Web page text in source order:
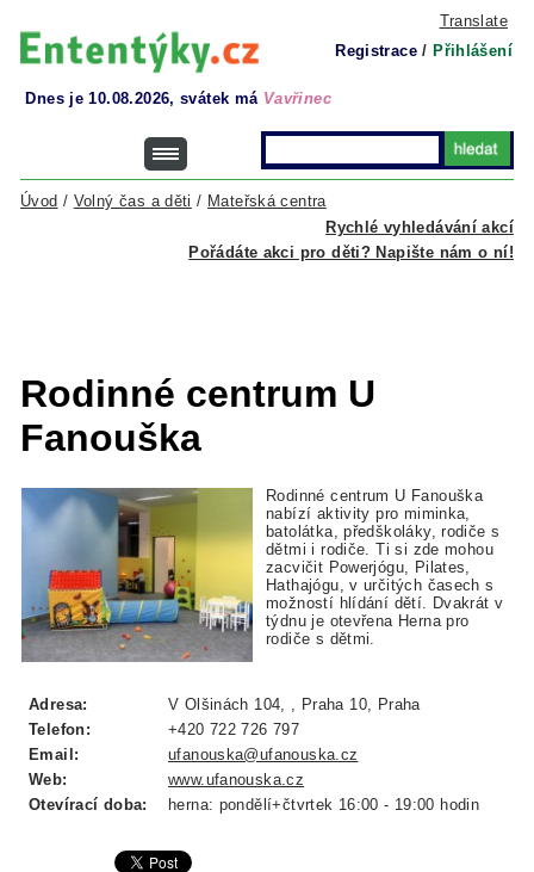
Translate
Registrace / Přihlášení
Dnes je 10.08.2026, svátek má Vavřinec
Rychlé vyhledávání akcí
Úvod / Volný čas a děti / Mateřská centra
Pořádáte akci pro děti? Napište nám o ní!
Rodinné centrum U
Fanouška
Rodinné centrum U Fanouška
nabízí aktivity pro miminka,
batolátka, předškoláky, rodiče s
dětmi i rodiče. Ti si zde mohou
zacvičit Powerjógu, Pilates,
Hathajógu, v určitých časech s
možností hlídání dětí. Dvakrát v
týdnu je otevřena Herna pro
rodiče s dětmi.
Adresa:
V Olšinách 104, , Praha 10, Praha
Telefon:
+420 722 726 797
Email:
ufanouska@ufanouska.cz
Web:
www.ufanouska.cz
Otevírací doba:
herna: pondělí+čtvrtek 16:00 - 19:00 hodin